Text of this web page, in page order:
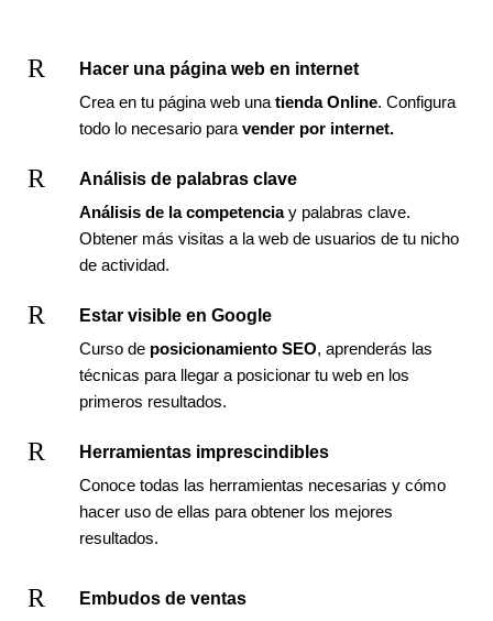
R
Hacer una página web en internet
Crea en tu página web una tienda Online. Configura
todo lo necesario para vender por internet.
R
Análisis de palabras clave
Análisis de la competenciay palabras clave.
Obtener más visitas a la web de usuarios de tu nicho
de actividad.
R
Estar visible en Google
Curso de posicionamiento SEO, aprenderás las
técnicas para llegar a posicionar tu web en los
primeros resultados.
R
Herramientas imprescindibles
Conoce todas las herramientas necesarias y cómo
hacer uso de ellas para obtener los mejores
resultados.
R
Embudos de ventas